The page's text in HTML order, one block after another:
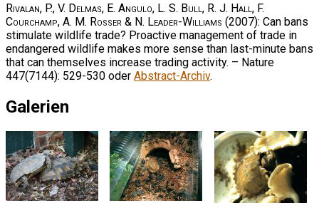
Rivalan, P., V. Delmas, E. Angulo, L. S. Bull, R. J. Hall, F.
Courchamp, A. M. Rosser & N. Leader-Williams (2007): Can bans
stimulate wildlife trade? Proactive management of trade in
endangered wildlife makes more sense than last-minute bans
that can themselves increase trading activity. – Nature
447(7144): 529-530 oder Abstract-Archiv.
Galerien